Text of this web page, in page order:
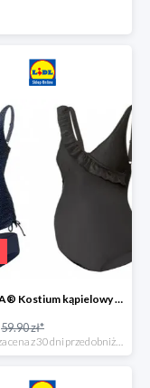
ESMARA® Kostium kąpielowy ciążowy lub tankini ciążowe -50%
59.90 zł*